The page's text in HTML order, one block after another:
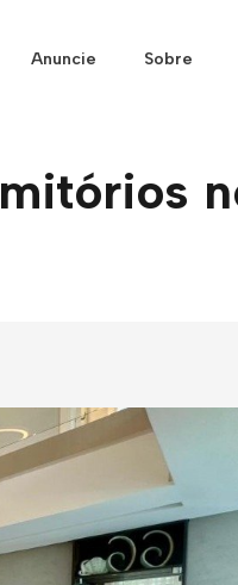
Anuncie Sobre